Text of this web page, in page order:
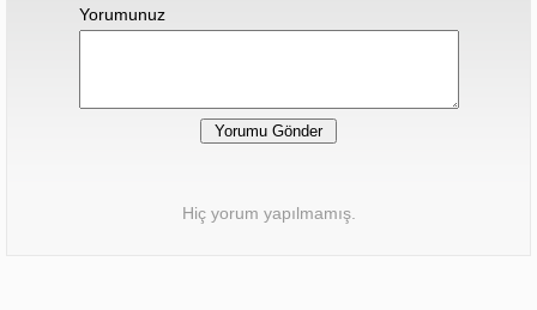
Yorumunuz
Hiç yorum yapılmamış.